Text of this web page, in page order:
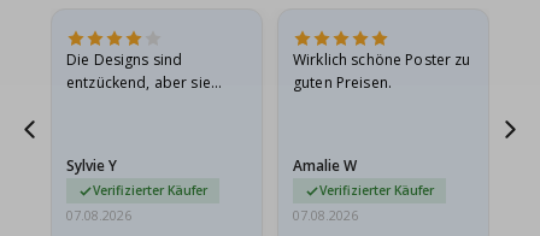
Die Designs sind
entzückend, aber sie
sie…
Sylvie Y
Verifizierter Käufer
07.08.2026
Wirklich schöne Poster zu
guten Preisen.
Amalie W
Verifizierter Käufer
07.08.2026